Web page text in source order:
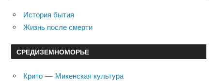
История бытия
Жизнь после смерти
СРЕДИЗЕМНОМОРЬЕ
Крито — Микенская культура